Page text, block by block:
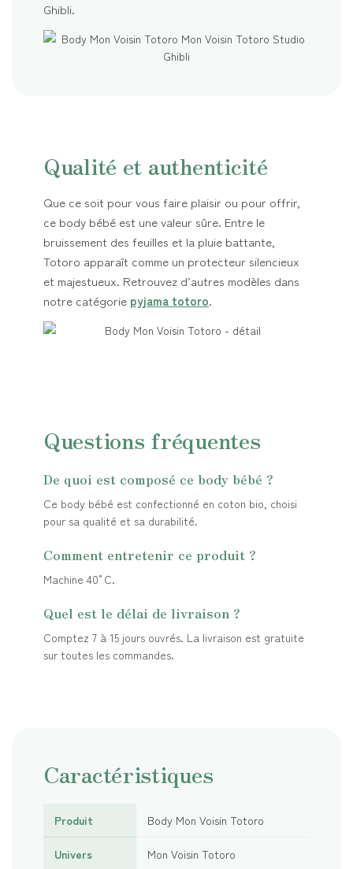
Ghibli.
Qualité et authenticité
Que ce soit pour vous faire plaisir ou pour offrir,
ce body bébé est une valeur sûre. Entre le
bruissement des feuilles et la pluie battante,
Totoro apparaît comme un protecteur silencieux
et majestueux. Retrouvez d’autres modèles dans
notre catégorie pyjama totoro.
Questions fréquentes
De quoi est composé ce body bébé ?
Ce body bébé est confectionné en coton bio, choisi
pour sa qualité et sa durabilité.
Comment entretenir ce produit ?
Machine 40°C.
Quel est le délai de livraison ?
Comptez 7 à 15 jours ouvrés. La livraison est gratuite
sur toutes les commandes.
Caractéristiques
Produit Body Mon Voisin Totoro
Univers Mon Voisin Totoro